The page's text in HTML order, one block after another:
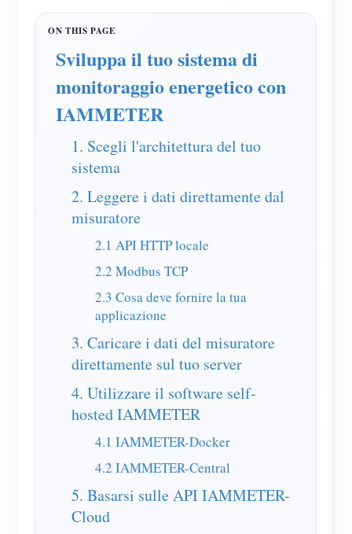
IAMMETER Cloud Pro
Simulatore IAMMETER
Sistema di previsione e simulazione energetica
Applicazioni
Sistema di controllo del riscaldatore FV
Domotica
Monitoraggio energetico della fabbrica
Risorse
Guida rapida del prodotto
Documentazione
Video tutorial
FAQ
Notizie
Blog
Community
Centro contributori
Attività IAMMETER
Forum
App Store
Classifica FV
Soluzioni
Contatto
Chi siamo
Sviluppa il tuo sistema di
monitoraggio energetico con
IAMMETER
1. Scegli l'architettura del tuo
sistema
2. Leggere i dati direttamente dal
misuratore
2.1 API HTTP locale
2.2 Modbus TCP
2.3 Cosa deve fornire la tua
applicazione
3. Caricare i dati del misuratore
direttamente sul tuo server
4. Utilizzare il software self-
hosted IAMMETER
4.1 IAMMETER-Docker
4.2 IAMMETER-Central
5. Basarsi sulle API IAMMETER-
Cloud